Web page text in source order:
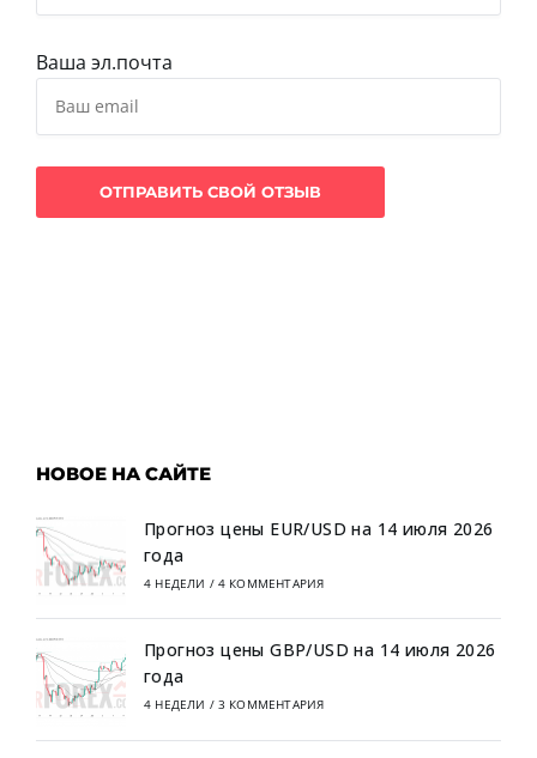
Ваша эл.почта
НОВОЕ НА САЙТЕ
Прогноз цены EUR/USD на 14 июля 2026
года
4 НЕДЕЛИ / 4 КОММЕНТАРИЯ
Прогноз цены GBP/USD на 14 июля 2026
года
4 НЕДЕЛИ / 3 КОММЕНТАРИЯ